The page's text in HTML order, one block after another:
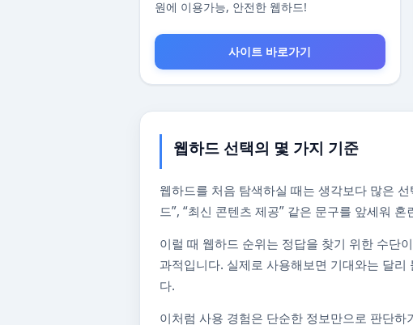
원에 이용가능, 안전한 웹하드!
사이트 바로가기
웹하드 선택의 몇 가지 기준
웹하드를 처음 탐색하실 때는 생각보다 많은
드”, “최신 콘텐츠 제공” 같은 문구를 앞세워
이럴 때 웹하드 순위는 정답을 찾기 위한 수단
과적입니다. 실제로 사용해보면 기대와는 달
다.
이처럼 사용 경험은 단순한 정보만으로 판단